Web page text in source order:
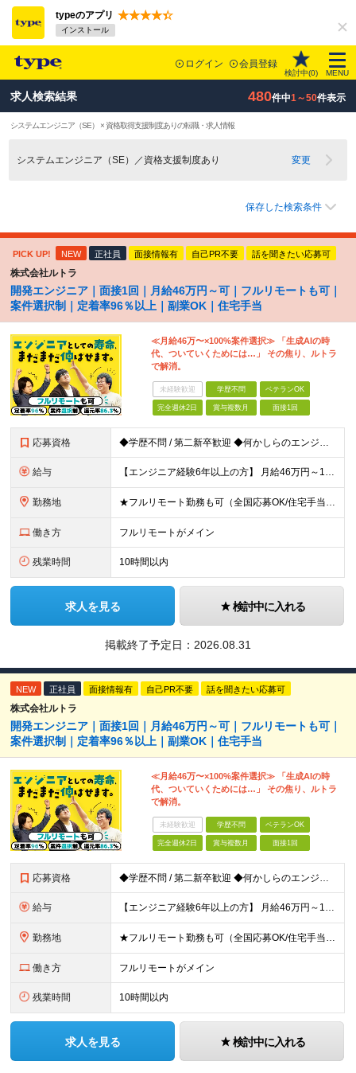
typeのアプリ
インストール
ログイン 会員登録
検討中(0) MENU
求人検索結果 480件中1～50件表示
システムエンジニア（SE） × 資格取得支援制度ありの転職・求人情報
システムエンジニア（SE）／資格支援制度あり 変更
保存した検索条件
PICK UP! NEW 正社員 面接情報有 自己PR不要 話を聞きたい応募可
株式会社ルトラ
開発エンジニア｜面接1回｜月給46万円～可｜フルリモートも可｜
案件選択制｜定着率96％以上｜副業OK｜住宅手当
≪月給46万〜×100%案件選択≫ 「生成AIの時
代、ついていくためには…」 その焦り、ルトラ
で解消。
未経験歓迎 学歴不問 ベテランOK
完全週休2日 賞与複数月 面接1回
応募資格 ◆学歴不問 / 第二新卒歓迎 ◆何かしらのエンジニア経験をお持ちの方 （言語・期間・フェーズ不問） 経験浅めの方も遠慮なくご応募ください！ ■入社前Q＆A ────── ◎実力に見合った報酬が手に
給与 【エンジニア経験6年以上の方】 月給46万円～100万円（固定残業代含む） ※上記月給には月30時間分の固定残業代（月8万7,400円～月19万円）を含む。超過分は全額支給。 【エンジニア経験4年以
勤務地 ★フルリモート勤務も可（全国応募OK/住宅手当を支給します） ※案件によって常駐が必要になる場合があります。 ※希望がない限り、転勤はありません ※U・Iターン歓迎 ★ルトラの社員は全国各地で活躍中
働き方 フルリモートがメイン
残業時間 10時間以内
求人を見る 検討中に入れる
掲載終了予定日： 2026.08.31
NEW 正社員 面接情報有 自己PR不要 話を聞きたい応募可
株式会社ルトラ
開発エンジニア｜面接1回｜月給46万円～可｜フルリモートも可｜
案件選択制｜定着率96％以上｜副業OK｜住宅手当
≪月給46万〜×100%案件選択≫ 「生成AIの時
代、ついていくためには…」 その焦り、ルトラ
で解消。
未経験歓迎 学歴不問 ベテランOK
完全週休2日 賞与複数月 面接1回
応募資格 ◆学歴不問 / 第二新卒歓迎 ◆何かしらのエンジニア経験をお持ちの方 （言語・期間・フェーズ不問） 経験浅めの方も遠慮なくご応募ください！ ■入社前Q＆A ────── ◎実力に見合った報酬が手に
給与 【エンジニア経験6年以上の方】 月給46万円～100万円（固定残業代含む） ※上記月給には月30時間分の固定残業代（月8万7,400円～月19万円）を含む。超過分は全額支給。 【エンジニア経験4年以
勤務地 ★フルリモート勤務も可（全国応募OK/住宅手当を支給します） ※案件によって常駐が必要になる場合があります。 ※希望がない限り、転勤はありません ※U・Iターン歓迎 ★ルトラの社員は全国各地で活躍中
働き方 フルリモートがメイン
残業時間 10時間以内
求人を見る 検討中に入れる